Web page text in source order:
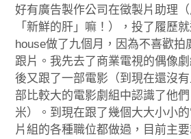
好有廣告製作公司在徵製片助理
「新鮮的肝」嘛！），投了履歷
house做了九個月，因為不喜歡拍
跟片。我先去了商業電視的偶像
後又跟了一部電影（到現在還沒
部比較大的電影劇組中認識了他
米）。到現在跟了幾個大大小小
片組的各種職位都做過，目前主